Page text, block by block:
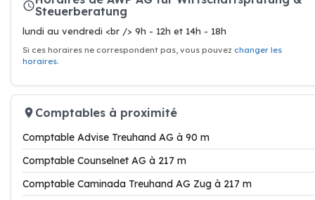
Steuerberatung
lundi au vendredi <br /> 9h - 12h et 14h - 18h
Si ces horaires ne correspondent pas, vous pouvez changer les
horaires.
Comptables à proximité
Comptable Advise Treuhand AG à 90 m
Comptable Counselnet AG à 217 m
Comptable Caminada Treuhand AG Zug à 217 m